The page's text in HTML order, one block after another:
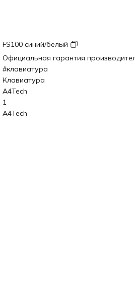
FS100 синий/белый
Официальная гарантия
#клавиатура
Клавиатура
A4Tech
1
A4Tech